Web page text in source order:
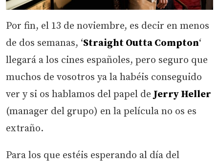
Por fin, el 13 de noviembre, es decir en menos
de dos semanas, ‘Straight Outta Compton‘
llegará a los cines españoles, pero seguro que
muchos de vosotros ya la habéis conseguido
ver y si os hablamos del papel deJerry Heller
(manager del grupo) en la película no os es
extraño.
Para los que estéis esperando al día del